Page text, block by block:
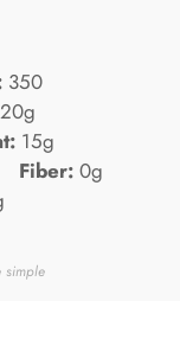
350
20g
15g
Fiber: 0g
simple